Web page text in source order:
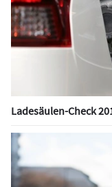
Ladesäulen-Check